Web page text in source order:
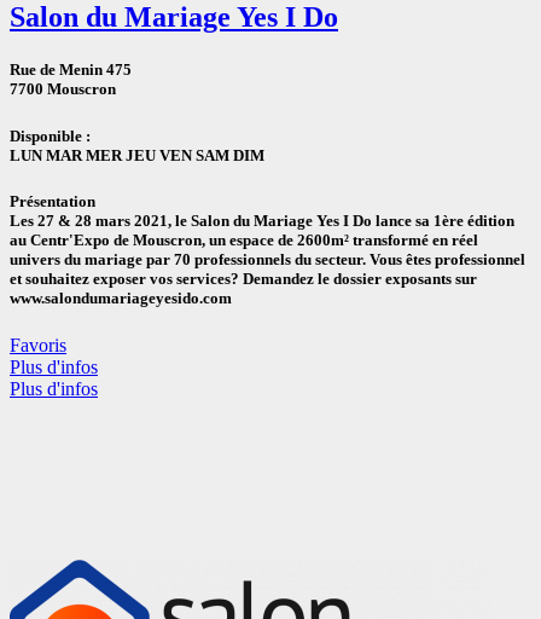
Salon du Mariage Yes I Do
Rue de Menin 475
7700 Mouscron
Disponible :
LUN MAR MER JEU VEN SAM DIM
Présentation
Les 27 & 28 mars 2021, le Salon du Mariage Yes I Do lance sa 1ère édition
au Centr'Expo de Mouscron, un espace de 2600m² transformé en réel
univers du mariage par 70 professionnels du secteur. Vous êtes professionnel
et souhaitez exposer vos services? Demandez le dossier exposants sur
www.salondumariageyesido.com
Favoris
Plus d'infos
Plus d'infos